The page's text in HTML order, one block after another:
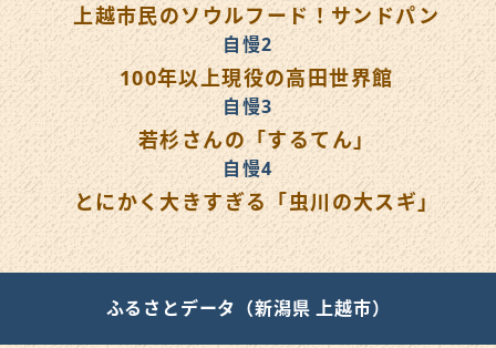
上越市民のソウルフード！サンドパン
自慢2
100年以上現役の高田世界館
自慢3
若杉さんの「するてん」
自慢4
とにかく大きすぎる「虫川の大スギ」
ふるさとデータ（新潟県 上越市）